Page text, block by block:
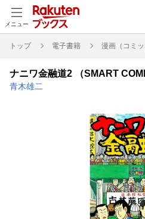
メニュー
トップ 電子書籍 漫画（コミッ
ナニワ金融道2 （SMART
青木雄二